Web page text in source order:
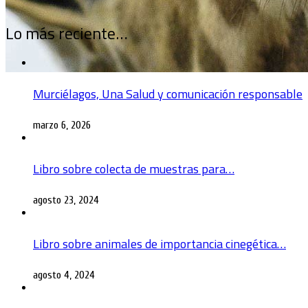
Lo más reciente…
Murciélagos, Una Salud y comunicación responsable
marzo 6, 2026
Libro sobre colecta de muestras para…
agosto 23, 2024
Libro sobre animales de importancia cinegética…
agosto 4, 2024